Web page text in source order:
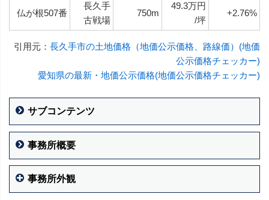
仏が根507番
長久手
古戦場
750m
49.3万円
/坪
+2.76%
引用元： 長久手市の土地価格（地価公示価格、路線価）(地価
公示価格チェッカー)
愛知県の最新・地価公示価格(地価公示価格チェッカー)
サブコンテンツ
事務所概要
事務所外観